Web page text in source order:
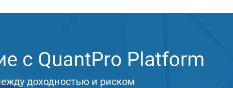
с QuantPro Platform
доходностью и риском